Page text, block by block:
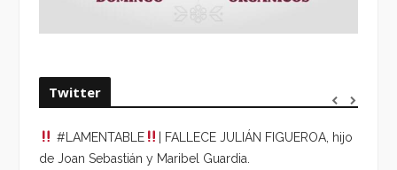
Twitter
#LAMENTABLE
| FALLECE JULIÁN FIGUEROA, hijo
de Joan Sebastián y Maribel Guardia.